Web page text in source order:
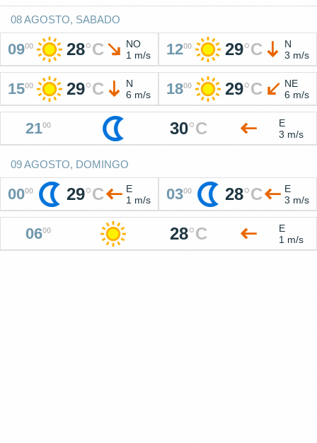
08 AGOSTO, SABADO
0900 28°C
NO
1 m/s
1200 29°C
N
3 m/s
1500 29°C
N
6 m/s
1800 29°C
NE
6 m/s
2100 30°C
E
3 m/s
09 AGOSTO, DOMINGO
0000 29°C
E
1 m/s
0300 28°C
E
3 m/s
0600 28°C
E
1 m/s